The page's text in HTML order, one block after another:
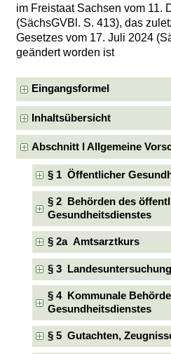
im Freistaat Sachsen vom 11.
(SächsGVBl. S. 413), das
Gesetzes vom 17. Juli 2024
geändert worden ist
Eingangsformel
Inhaltsübersicht
Abschnitt I Allgemeine
§ 1 Öffentlicher
§ 2 Behörden des
Gesundheitsdienstes
§ 2a Amtsarztkurs
§ 3
§ 4 Kommunale
Gesundheitsdienstes
§ 5 Gutachten,